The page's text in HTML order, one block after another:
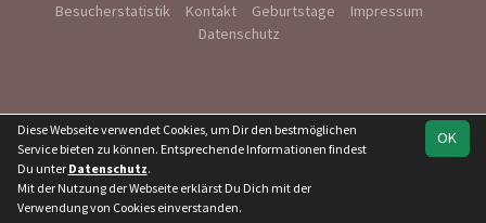
Besucherstatistik Kontakt Geburtstage
Impressum
Datenschutz
OK
Diese Webseite verwendet Cookies, um Dir den bestmöglichen
Service bieten zu können. Entsprechende Informationen findest
Du unter Datenschutz.
Mit der Nutzung der Webseite erklärst Du Dich mit der
Verwendung von Cookies einverstanden.